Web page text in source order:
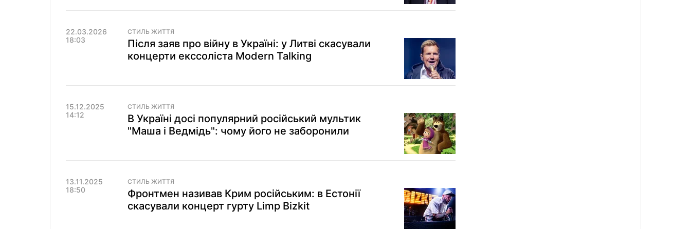
22.03.2026
18:03
СТИЛЬ ЖИТТЯ
Після заяв про війну в Україні: у Литві скасували
концерти екссоліста Modern Talking
15.12.2025
14:12
СТИЛЬ ЖИТТЯ
В Україні досі популярний російський мультик
"Маша і Ведмідь": чому його не заборонили
13.11.2025
18:50
СТИЛЬ ЖИТТЯ
Фронтмен називав Крим російським: в Естонії
скасували концерт гурту Limp Bizkit